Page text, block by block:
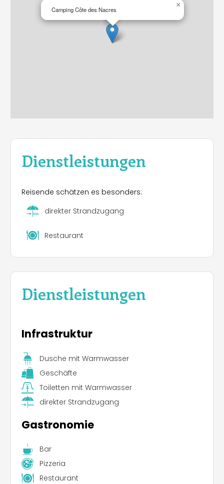
Camping Côte des Nacres
×
Dienstleistungen
Reisende schätzen es besonders:
direkter Strandzugang
Restaurant
Dienstleistungen
Infrastruktur
Dusche mit Warmwasser
Geschäfte
Toiletten mit Warmwasser
direkter Strandzugang
Gastronomie
Bar
Pizzeria
Restaurant